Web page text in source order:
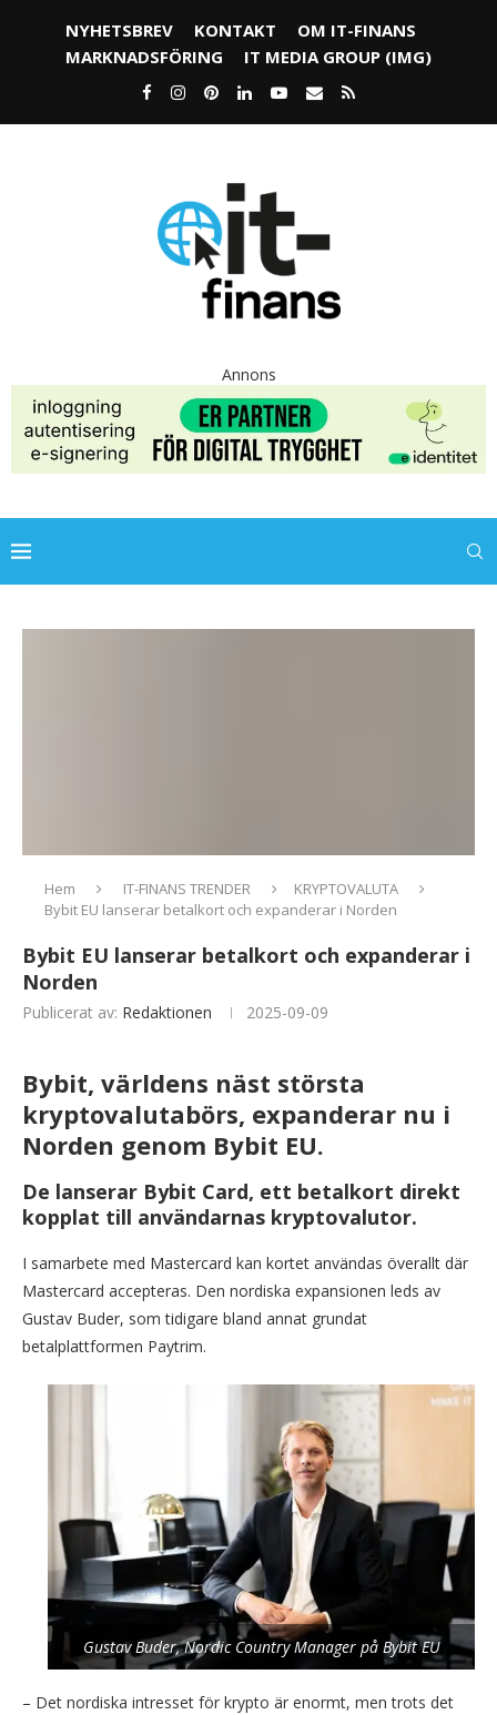
NYHETSBREV KONTAKT
OM IT-FINANS
MARKNADSFÖRING
IT MEDIA GROUP (IMG)
Annons
Hem IT-FINANS TRENDER
KRYPTOVALUTA
Bybit EU lanserar betalkort och expanderar i Norden
Bybit EU lanserar betalkort och expanderar i
Norden
Publicerat av: Redaktionen 2025-09-09
Bybit, världens näst största
kryptovalutabörs, expanderar nu i
Norden genom Bybit EU.
De lanserar Bybit Card, ett betalkort direkt
kopplat till användarnas kryptovalutor.
I samarbete med Mastercard kan kortet användas överallt där
Mastercard accepteras. Den nordiska expansionen leds av
Gustav Buder, som tidigare bland annat grundat
betalplattformen Paytrim.
Gustav Buder, Nordic Country Manager på Bybit EU
– Det nordiska intresset för krypto är enormt, men trots det